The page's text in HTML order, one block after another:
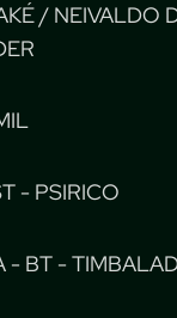
/ NEIVALDO
- PSIRICO
- BT -